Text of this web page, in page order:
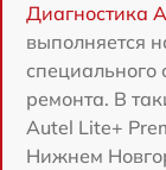
Диагностика
выполняется
специального
ремонта. В
Autel Lite+
Нижнем